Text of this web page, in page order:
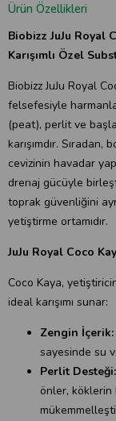
Ürün Özellikleri
Biobizz JuJu Royal
Karışımlı Özel
Biobizz JuJu Royal
felsefesiyle
(peat), perlit ve
karışımdır.
cevizinin havadar
drenaj gücüyle
toprak güvenliğini
yetiştirme ortamıdır.
JuJu Royal Coco
Coco Kaya,
ideal karışımı sunar:
Zengin İçerik:
sayesinde su
Perlit Desteği:
önler, köklerin